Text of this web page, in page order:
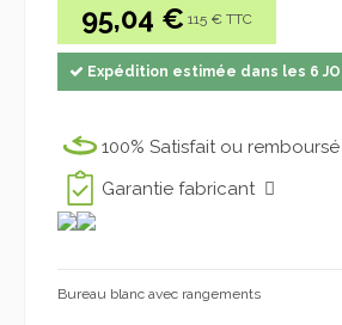
95,04 € 115 € TTC
Expédition estimée dans les 6
100% Satisfait ou remboursé
Garantie fabricant
Bureau blanc avec rangements